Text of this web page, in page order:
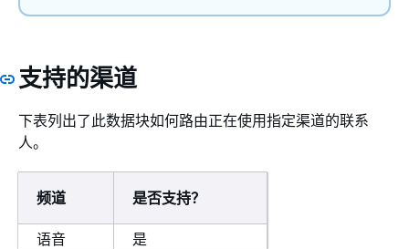
支持的渠道
下表列出了此数据块如何路由正在使用指定渠道的联系
人。
频道 是否支持？
语音
是